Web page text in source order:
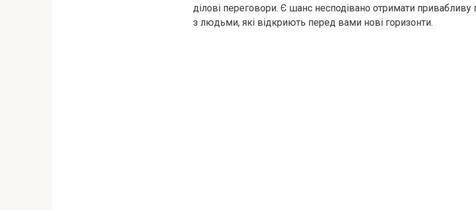
ділові переговори. Є шанс несподівано отримати
з людьми, які відкриють перед вами нові горизонти.